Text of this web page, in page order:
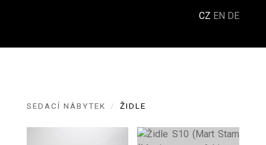
CZ EN DE
SEDACÍ NÁBYTEK ŽIDLE